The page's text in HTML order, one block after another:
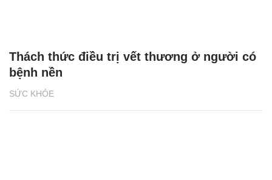
SỨC KHỎE
Thách thức điều trị vết thương ở người có
bệnh nền